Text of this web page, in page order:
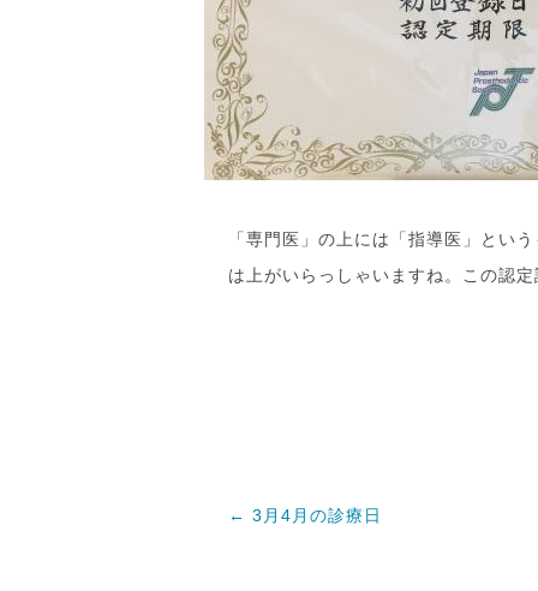
「専門医」の上には「指導医」とい
は上がいらっしゃいますね。この認
← 3月4月の診療日